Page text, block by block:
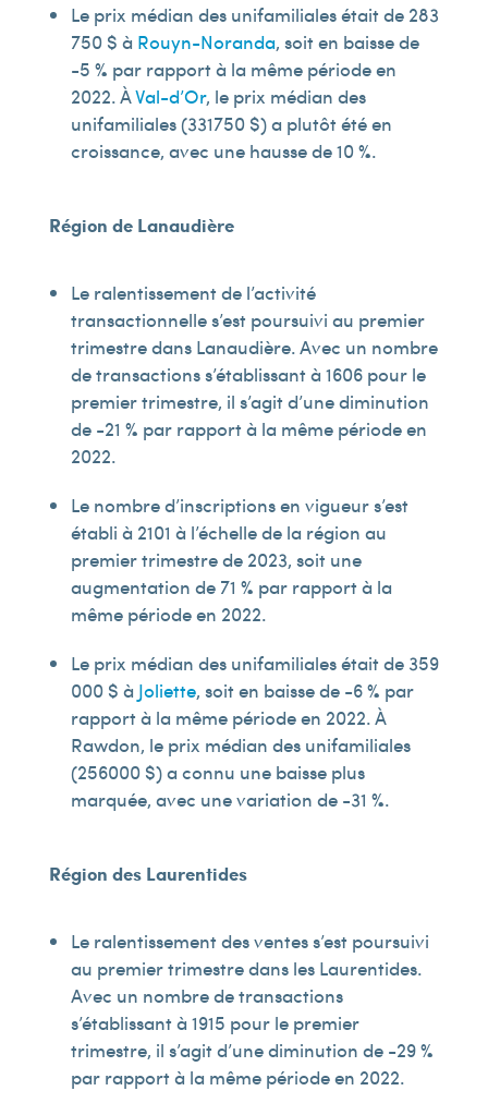
Le prix médian des unifamiliales était de 283
750 $ à Rouyn-Noranda, soit en baisse de
-5 % par rapport à la même période en
2022. ÀVal-d’Or, le prix médian des
unifamiliales (331 750 $) a plutôt été en
croissance, avec une hausse de 10 %.
Région de Lanaudière
Le ralentissement de l’activité
transactionnelle s’est poursuivi au premier
trimestre dans Lanaudière. Avec un nombre
de transactions s’établissant à 1 606 pour le
premier trimestre, il s’agit d’une diminution
de -21 % par rapport à la même période en
2022.
Le nombre d’inscriptions en vigueur s’est
établi à 2 101 à l’échelle de la région au
premier trimestre de 2023, soit une
augmentation de 71 % par rapport à la
même période en 2022.
Le prix médian des unifamiliales était de 359
000 $ à Joliette, soit en baisse de -6 % par
rapport à la même période en 2022. À
Rawdon, le prix médian des unifamiliales
(256 000 $) a connu une baisse plus
marquée, avec une variation de -31 %.
Région des Laurentides
Le ralentissement des ventes s’est poursuivi
au premier trimestre dans les Laurentides.
Avec un nombre de transactions
s’établissant à 1 915 pour le premier
trimestre, il s’agit d’une diminution de -29 %
par rapport à la même période en 2022.